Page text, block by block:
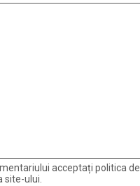
acceptați politica de
site-ului.